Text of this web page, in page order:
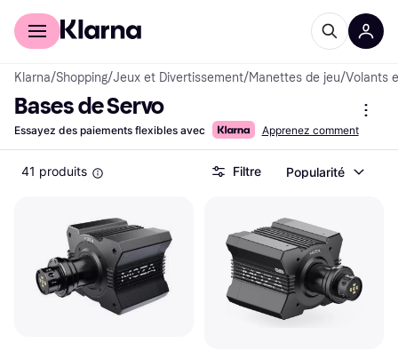
Acheter avec Klarna
Klarna/Shopping/Jeux et Divertissement/Manettes de jeu/Volants
Bases de Servo
Essayez des paiements flexibles avec Apprenez comment
41 produits Filtre Popularité